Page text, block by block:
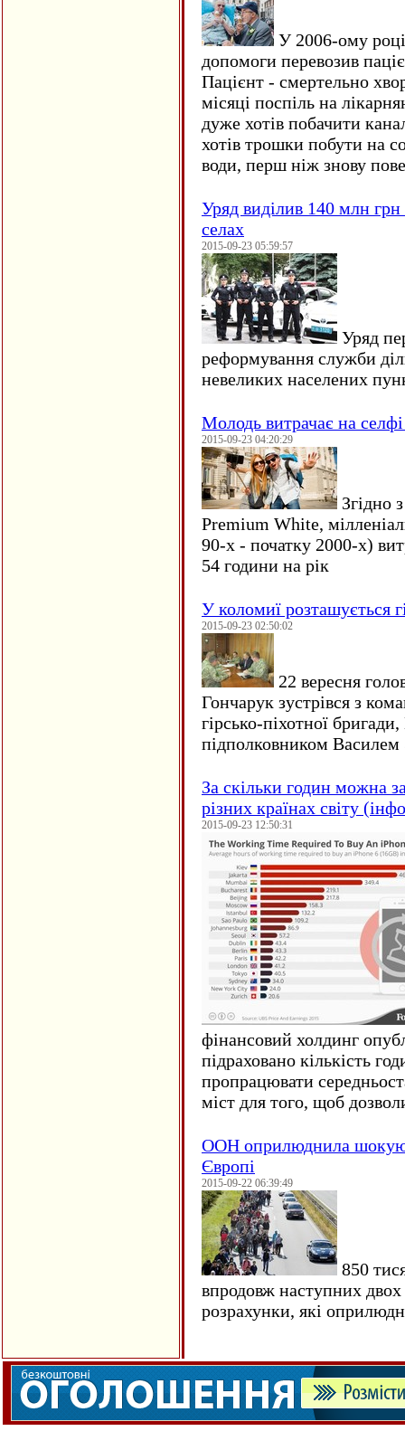
У 2006-ому
допомоги перевозив
Пацієнт - смертельно
місяці поспіль на
дуже хотів побачити
хотів трошки побути на
води, перш ніж знову
Уряд виділив 140 млн
селах
2015-09-23 05:59:57
Уряд
реформування служби
невеликих населених
Молодь витрачає на
2015-09-23 04:20:29
Згідно
Premium White,
90-х - початку 2000-х)
54 години на рік
У коломиї розташується
2015-09-23 02:50:02
22 вересня
Гончарук зустрівся з
гірсько-піхотної
підполковником
За скільки годин можна
різних країнах світу
2015-09-23 12:50:31
фінансовий холдинг
підраховано кількість
пропрацювати
міст для того, щоб
ООН оприлюднила
Європі
2015-09-22 06:39:49
850
впродовж наступних
розрахунки, які